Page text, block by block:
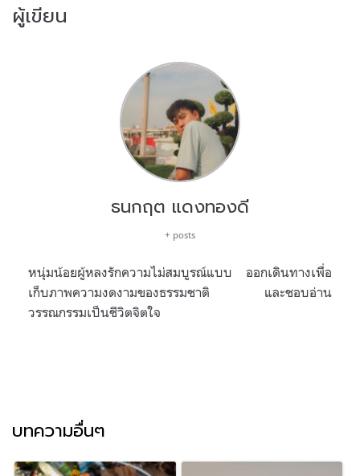
ผู้เขียน
ธนกฤต แดงทองดี
+ posts
หนุ่มน้อยผู้หลงรักความไม่สมบูรณ์แบบ ออกเดินทางเพื่อ
เก็บภาพความงดงามของธรรมชาติ และชอบอ่าน
วรรณกรรมเป็นชีวิตจิตใจ
บทความอื่นๆ